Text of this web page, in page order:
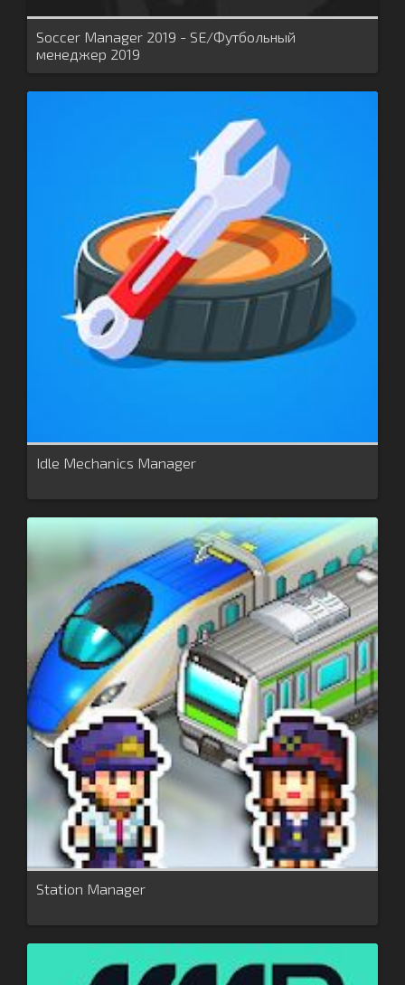
Soccer Manager 2019 - SE/Футбольный
менеджер 2019
Idle Mechanics Manager
Station Manager